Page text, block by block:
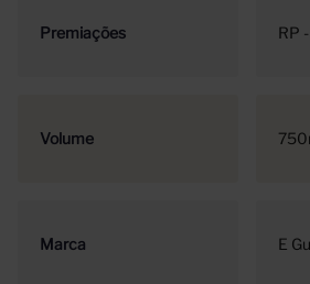
Premiações RP
Volume
Marca E